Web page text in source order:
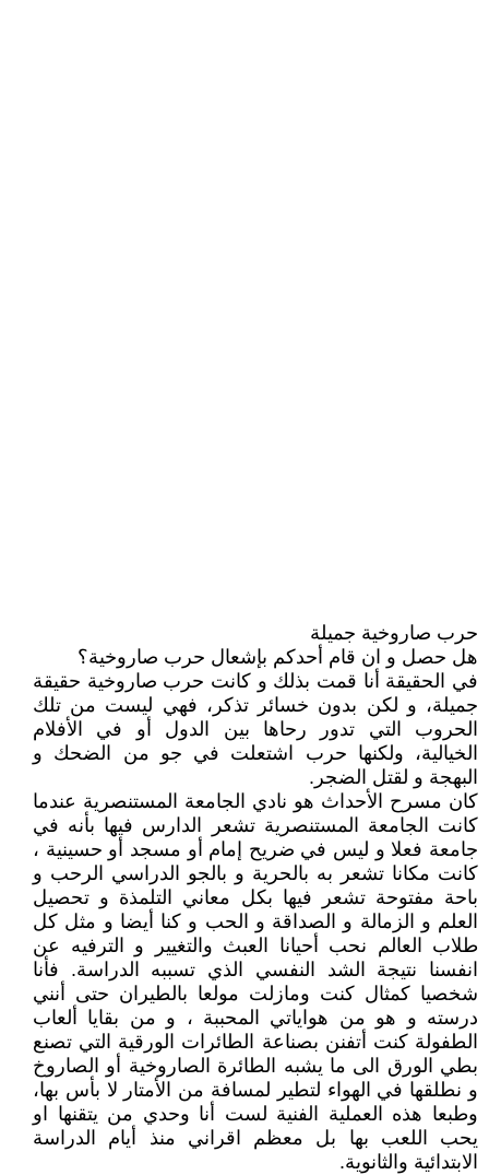
حرب صاروخية جميلة
هل حصل و ان قام أحدكم بإشعال حرب صاروخية؟
في الحقيقة أنا قمت بذلك و كانت حرب صاروخية حقيقة
جميلة، و لكن بدون خسائر تذكر، فهي ليست من تلك
الحروب التي تدور رحاها بين الدول أو في الأفلام
الخيالية، ولكنها حرب اشتعلت في جو من الضحك و
البهجة و لقتل الضجر.
كان مسرح الأحداث هو نادي الجامعة المستنصرية عندما
كانت الجامعة المستنصرية تشعر الدارس فيها بأنه في
جامعة فعلا و ليس في ضريح إمام أو مسجد أو حسينية ،
كانت مكانا تشعر به بالحرية و بالجو الدراسي الرحب و
باحة مفتوحة تشعر فيها بكل معاني التلمذة و تحصيل
العلم و الزمالة و الصداقة و الحب و كنا أيضا و مثل كل
طلاب العالم نحب أحيانا العبث والتغيير و الترفيه عن
انفسنا نتيجة الشد النفسي الذي تسببه الدراسة. فأنا
شخصيا كمثال كنت ومازلت مولعا بالطيران حتى أنني
درسته و هو من هواياتي المحببة ، و من بقايا ألعاب
الطفولة كنت أتفنن بصناعة الطائرات الورقية التي تصنع
بطي الورق الى ما يشبه الطائرة الصاروخية أو الصاروخ
و نطلقها في الهواء لتطير لمسافة من الأمتار لا بأس بها،
وطبعا هذه العملية الفنية لست أنا وحدي من يتقنها او
يحب اللعب بها بل معظم اقراني منذ أيام الدراسة
الابتدائية والثانوية.